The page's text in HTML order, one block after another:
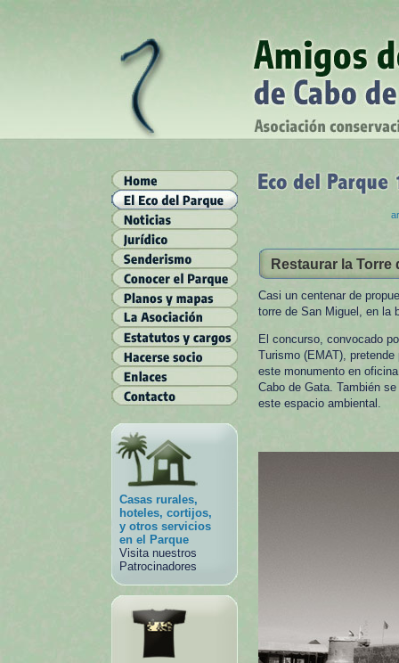
Casas rurales,
hoteles, cortijos,
y otros servicios
en el Parque
Visita nuestros
Patrocinadores
Restaurar la Torre
Casi un centenar de
torre de San Miguel, en la
El concurso, convocado
Turismo (EMAT),
este monumento en
Cabo de Gata. También
este espacio ambiental.